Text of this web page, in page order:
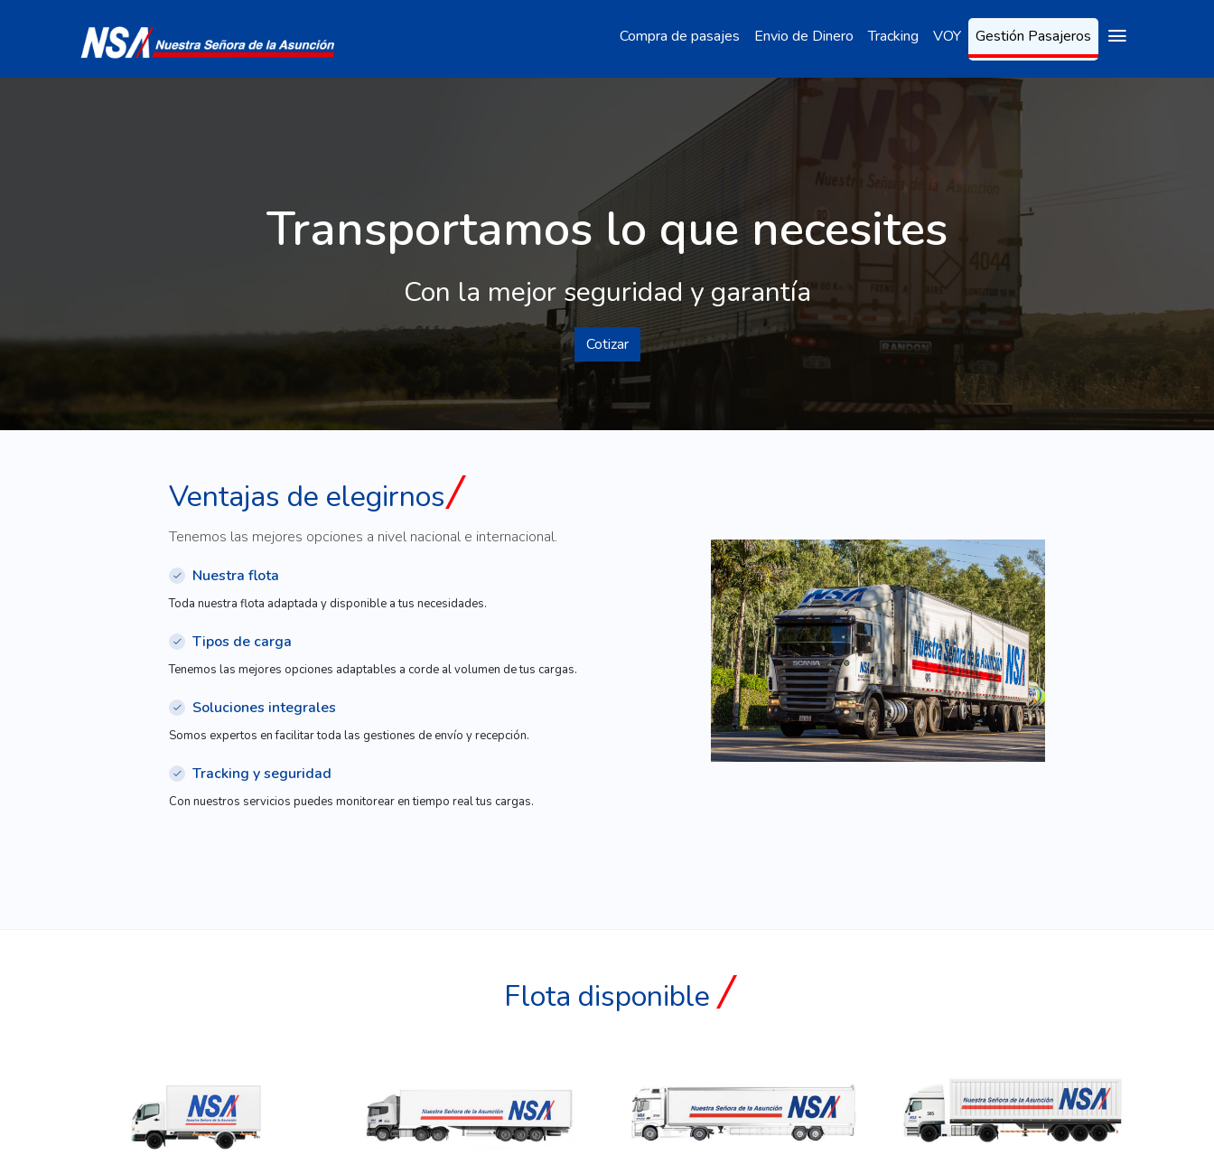
Compra de pasajes Envio de Dinero Tracking VOY Gestión Pasajeros
Transportamos lo que necesites
Con la mejor seguridad y garantía
Cotizar
Ventajas de elegirnos
Tenemos las mejores opciones a nivel nacional e internacional.
Nuestra flota
Toda nuestra flota adaptada y disponible a tus necesidades.
Tipos de carga
Tenemos las mejores opciones adaptables a corde al volumen de tus cargas.
Soluciones integrales
Somos expertos en facilitar toda las gestiones de envío y recepción.
Tracking y seguridad
Con nuestros servicios puedes monitorear en tiempo real tus cargas.
Flota disponible